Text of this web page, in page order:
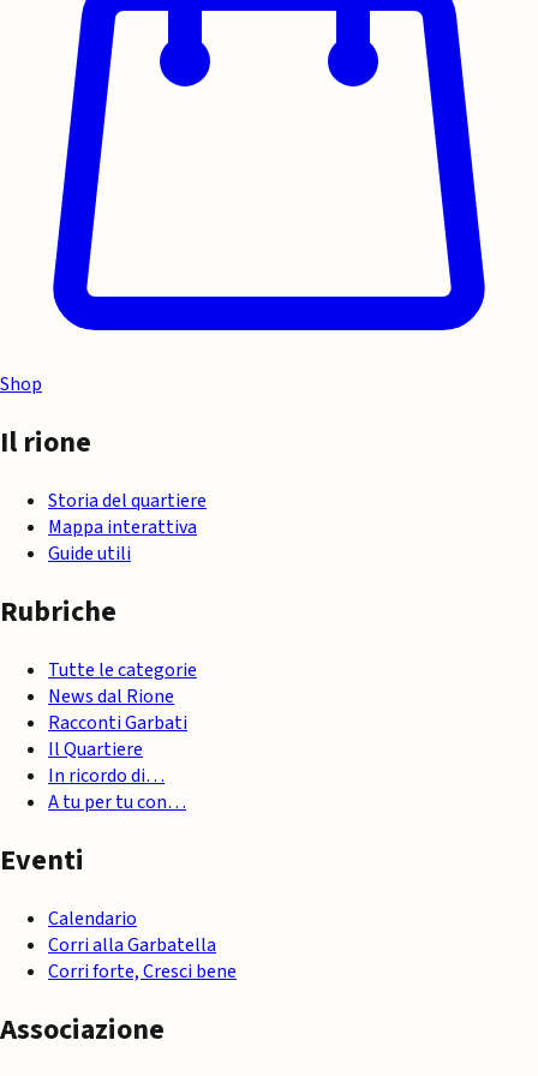
Shop
Il rione
Storia del quartiere
Mappa interattiva
Guide utili
Rubriche
Tutte le categorie
News dal Rione
Racconti Garbati
Il Quartiere
In ricordo di…
A tu per tu con…
Eventi
Calendario
Corri alla Garbatella
Corri forte, Cresci bene
Associazione